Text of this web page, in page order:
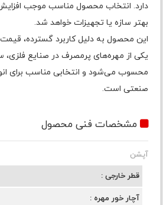
دارد. انتخاب محصول مناسب موجب
بهتر سازه یا تجهیزات خواهد شد.
این محصول به دلیل کاربرد گسترده،
یکی از مهره‌های پرمصرف در صنایع فلزی،
محسوب می‌شود و انتخابی مناسب برای
صنعتی است.
مشخصات فنی محصول
آپشن
قطر خارجی
آچار خور مهره